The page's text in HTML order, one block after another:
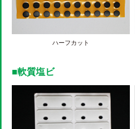
ハーフカット
■軟質塩ビ